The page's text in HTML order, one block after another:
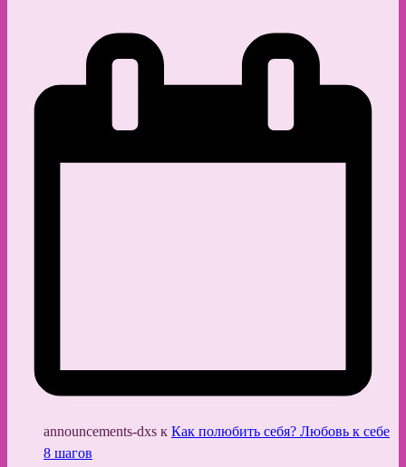
announcements-dxs к Как полюбить себя? Любовь к себе
8 шагов